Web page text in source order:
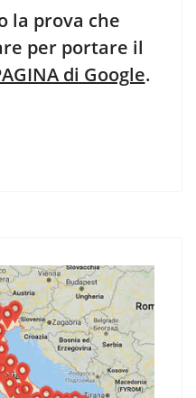
la prova che
per portare il
di Google.